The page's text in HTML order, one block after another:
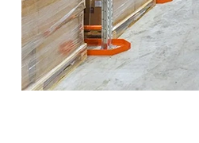
МЕДИЦИНСКАЯ
ОФИСНАЯ МЕБЕЛЬ